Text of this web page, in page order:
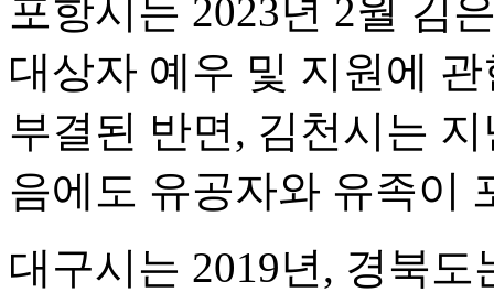
포항시는 2023년 2월 김
대상자 예우 및 지원에
부결된 반면, 김천시는
음에도 유공자와 유족이
대구시는 2019년, 경북도